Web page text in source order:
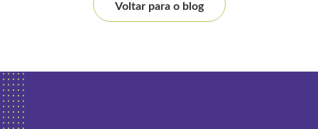
Voltar para o blog